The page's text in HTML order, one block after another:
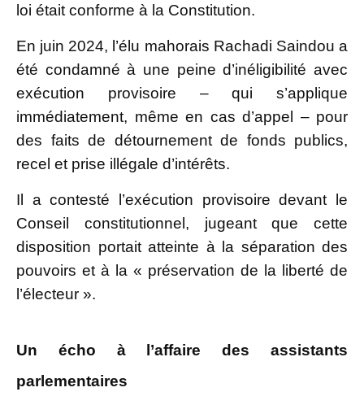
loi était conforme à la Constitution.
En juin 2024, l’élu mahorais Rachadi Saindou a
été condamné à une peine d’inéligibilité avec
exécution provisoire – qui s’applique
immédiatement, même en cas d’appel – pour
des faits de détournement de fonds publics,
recel et prise illégale d’intérêts.
Il a contesté l’exécution provisoire devant le
Conseil constitutionnel, jugeant que cette
disposition portait atteinte à la séparation des
pouvoirs et à la « préservation de la liberté de
l’électeur ».
Un écho à l’affaire des assistants
parlementaires